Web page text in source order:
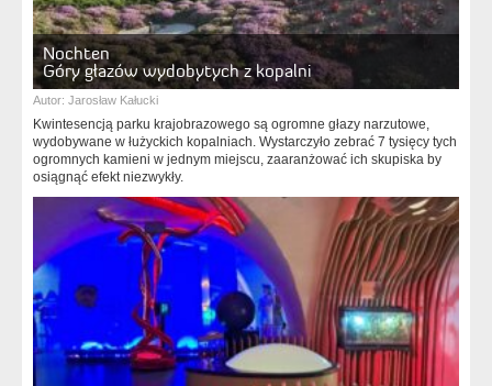
Nochten
Góry głazów wydobytych z kopalni
Autor: Jarosław Kałucki
Kwintesencją parku krajobrazowego są ogromne głazy narzutowe,
wydobywane w łużyckich kopalniach. Wystarczyło zebrać 7 tysięcy tych
ogromnych kamieni w jednym miejscu, zaaranżować ich skupiska by
osiągnąć efekt niezwykły.